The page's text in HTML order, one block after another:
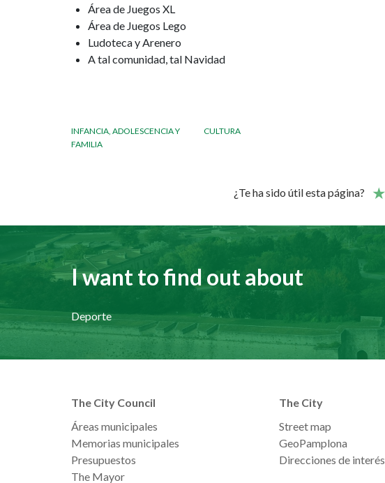
Área de Juegos XL
Área de Juegos Lego
Ludoteca y Arenero
A tal comunidad, tal Navidad
INFANCIA, ADOLESCENCIA Y
FAMILIA
CULTURA
¿Te ha sido útil esta página?
I want to find out about
Deporte
The City Council
Áreas municipales
Memorias municipales
Presupuestos
The Mayor
The City
Street map
GeoPamplona
Direcciones de interés